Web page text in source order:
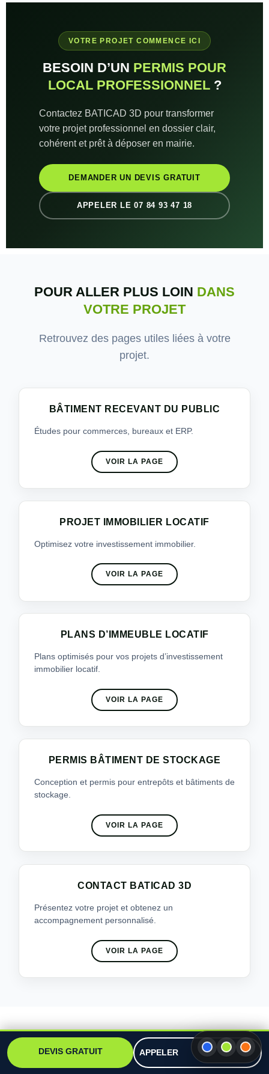
VOTRE PROJET COMMENCE ICI
BESOIN D’UN PERMIS POUR
LOCAL PROFESSIONNEL?
Contactez BATICAD 3D pour transformer
votre projet professionnel en dossier clair,
cohérent et prêt à déposer en mairie.
DEMANDER UN DEVIS GRATUIT
APPELER LE 07 84 93 47 18
POUR ALLER PLUS LOIN DANS
VOTRE PROJET
Retrouvez des pages utiles liées à votre
projet.
BÂTIMENT RECEVANT DU PUBLIC
Études pour commerces, bureaux et ERP.
VOIR LA PAGE
PROJET IMMOBILIER LOCATIF
Optimisez votre investissement immobilier.
VOIR LA PAGE
PLANS D’IMMEUBLE LOCATIF
Plans optimisés pour vos projets d’investissement
immobilier locatif.
VOIR LA PAGE
PERMIS BÂTIMENT DE STOCKAGE
Conception et permis pour entrepôts et bâtiments de
stockage.
VOIR LA PAGE
CONTACT BATICAD 3D
Présentez votre projet et obtenez un
accompagnement personnalisé.
VOIR LA PAGE
ILS NOUS ONT FAIT CONFIANCE
DEVIS GRATUIT APPELER